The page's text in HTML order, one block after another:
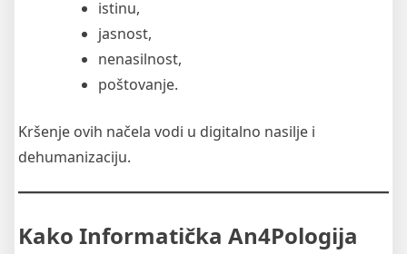
istinu,
jasnost,
nenasilnost,
poštovanje.
Kršenje ovih načela vodi u digitalno nasilje i
dehumanizaciju.
Kako Informatička An4Pologija